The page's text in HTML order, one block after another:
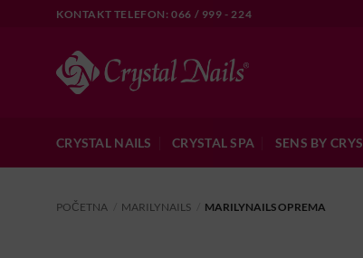
KONTAKT TELEFON: 066 / 999 - 224
CRYSTAL NAILS CRYSTAL SPA SENS BY
POČETNA MARILYNAILS MARILYNAILS OPREMA